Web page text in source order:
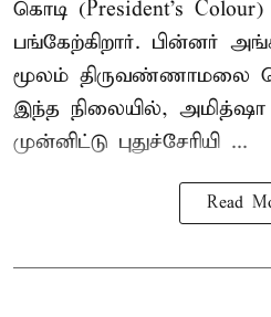
கொடி (President's
பங்கேற்கிறார். பின்னர்
மூலம் திருவண்ணாமலை
இந்த நிலையில்,
முன்னிட்டு புதுச்சேரியி ...
Read